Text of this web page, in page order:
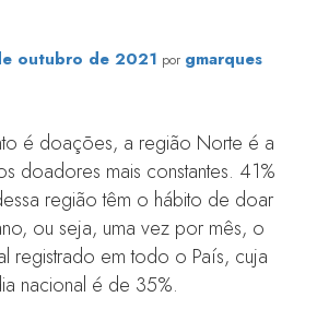
outubro de 2021 por gmarques
é doações, a região Norte é a
doadores mais constantes. 41%
região têm o hábito de doar
ou seja, uma vez por mês, o
registrado em todo o País, cuja
nacional é de 35%.